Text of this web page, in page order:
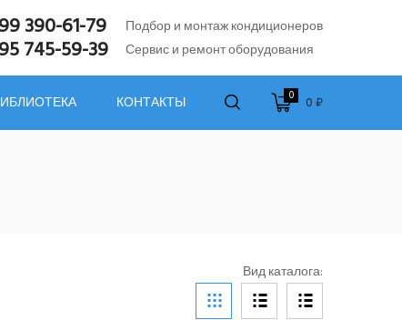
390-61-79 Подбор и монтаж кондиционеров
745-59-39 Сервис и ремонт оборудования
КОНТАКТЫ 0 0 ₽
Вид каталога: